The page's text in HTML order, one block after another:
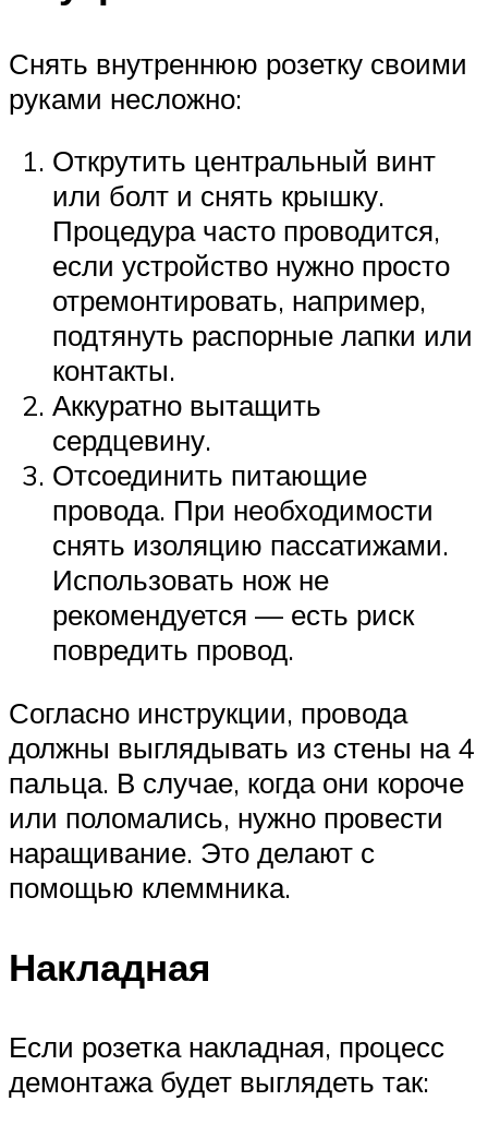
Снять внутреннюю розетку своими
руками несложно:
Открутить центральный винт
или болт и снять крышку.
Процедура часто проводится,
если устройство нужно просто
отремонтировать, например,
подтянуть распорные лапки или
контакты.
Аккуратно вытащить
сердцевину.
Отсоединить питающие
провода. При необходимости
снять изоляцию пассатижами.
Использовать нож не
рекомендуется — есть риск
повредить провод.
Согласно инструкции, провода
должны выглядывать из стены на 4
пальца. В случае, когда они короче
или поломались, нужно провести
наращивание. Это делают с
помощью клеммника.
Накладная
Если розетка накладная, процесс
демонтажа будет выглядеть так: